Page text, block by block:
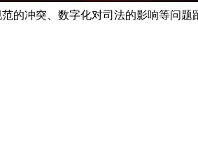
的冲突、数字化对司法的影响等问